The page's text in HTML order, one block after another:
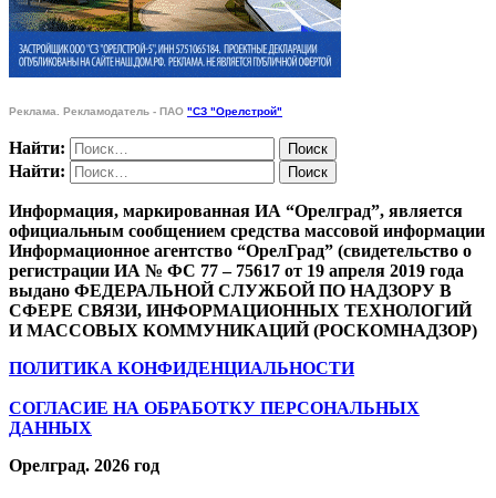
Реклама. Рекламодатель - ПАО "СЗ "Орелстрой"
Найти:
Найти:
Информация, маркированная ИА “Орелград”, является
официальным сообщением средства массовой информации
Информационное агентство “ОрелГрад” (свидетельство о
регистрации ИА № ФС 77 – 75617 от 19 апреля 2019 года
выдано ФЕДЕРАЛЬНОЙ СЛУЖБОЙ ПО НАДЗОРУ В
СФЕРЕ СВЯЗИ, ИНФОРМАЦИОННЫХ ТЕХНОЛОГИЙ
И МАССОВЫХ КОММУНИКАЦИЙ (РОСКОМНАДЗОР)
ПОЛИТИКА КОНФИДЕНЦИАЛЬНОСТИ
СОГЛАСИЕ НА ОБРАБОТКУ ПЕРСОНАЛЬНЫХ
ДАННЫХ
Орелград. 2026 год